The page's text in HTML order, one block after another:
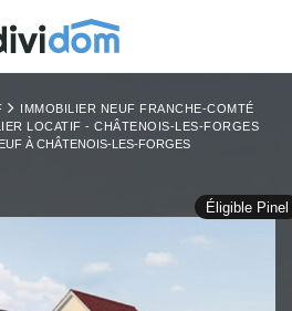
IMMOBILIER NEUF FRANCHE-COMTÉ
LOCATIF - CHÂTENOIS-LES-FORGES
À CHÂTENOIS-LES-FORGES
Éligible Pinel